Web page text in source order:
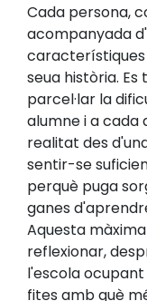
Cada persona,
acompanyada
característiques
seua història.
parcel·lar la
alumne i a cada
realitat des
sentir-se
perquè puga
ganes
Aquesta
reflexionar,
l'escola ocupant
fites amb què